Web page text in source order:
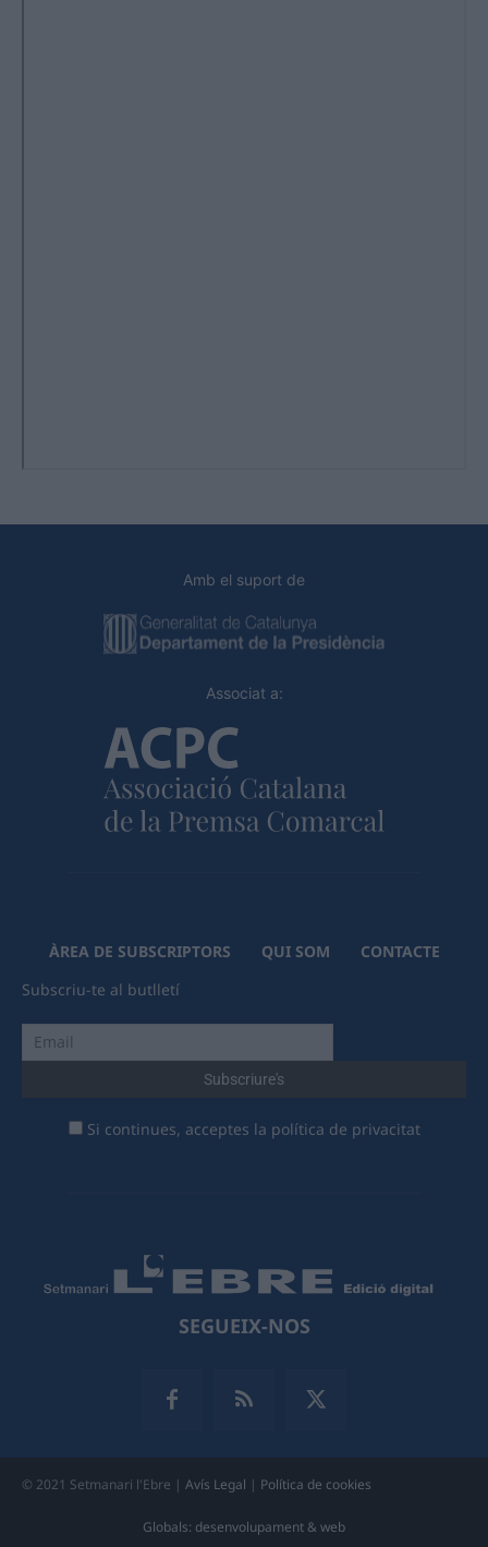
Amb el suport de
Associat a:
ÀREA DE SUBSCRIPTORS QUI SOM
CONTACTE
Subscriu-te al butlletí
Si continues, acceptes la política de privacitat
SEGUEIX-NOS
© 2021 Setmanari l'Ebre | Avís Legal | Política de cookies
Globals: desenvolupament & web